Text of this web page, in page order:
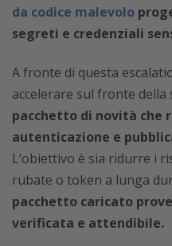
da codice malevolo
segreti e credenziali
A fronte di questa
accelerare sul fronte della
pacchetto di novità che
autenticazione e
L’obiettivo è sia ridurre i
rubate o token a lunga
pacchetto caricato
verificata e attendibile.